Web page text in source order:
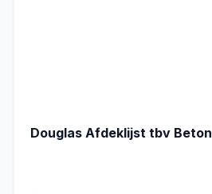
Douglas Afdeklijst tbv Beton